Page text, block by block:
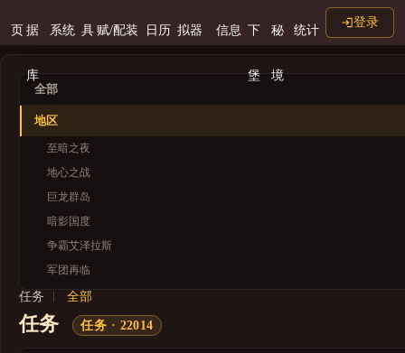
页 据
库
系统 具 赋/配装 日历 拟器 信息 下
堡
秘
境
统计
登录
全部
地区
至暗之夜
地心之战
巨龙群岛
暗影国度
争霸艾泽拉斯
军团再临
德拉诺
潘达利亚
任务 全部
任务 任务 · 22014